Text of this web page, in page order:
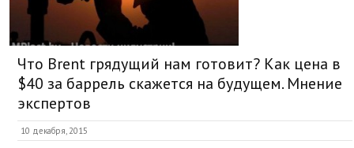
Что Brent грядущий нам готовит? Как цена в
$40 за баррель скажется на будущем. Мнение
экспертов
10 декабря, 2015